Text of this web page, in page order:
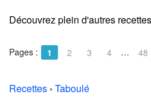
Découvrez plein d'autres
Pages : 1 2 3 4 … 48
Recettes › Taboulé